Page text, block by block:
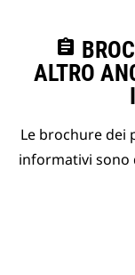
assignment
ALTRO
Le brochure dei
informativi sono